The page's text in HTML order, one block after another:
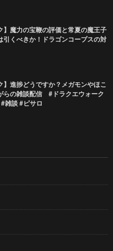
】魔力の宝鞭の評価と常夏の魔王子
引くべきか！ドラゴンコープスの対
】進捗どうですか？メガモンやほこ
らの雑談配信 #ドラクエウォーク
雑談 #ピサロ